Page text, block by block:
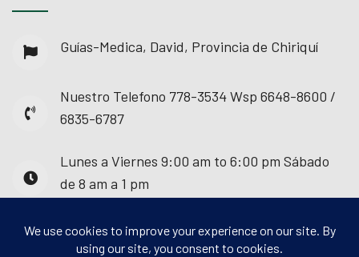
Guías-Medica, David, Provincia de Chiriquí
Nuestro Telefono 778-3534 Wsp 6648-8600 /
6835-6787
Lunes a Viernes 9:00 am to 6:00 pm Sábado
de 8 am a 1 pm